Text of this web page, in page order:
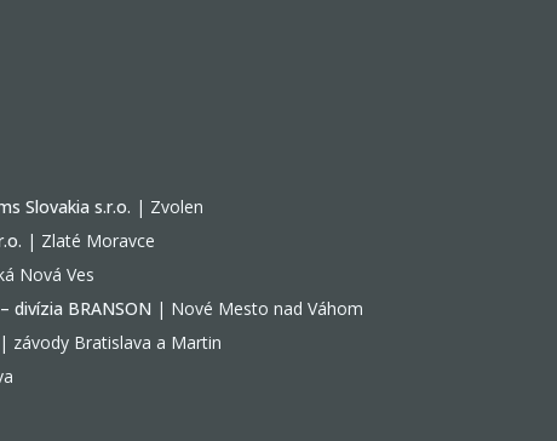
Slovakia s.r.o. | Zvolen
| Zlaté Moravce
Nová Ves
divízia BRANSON | Nové Mesto nad Váhom
| závody Bratislava a Martin